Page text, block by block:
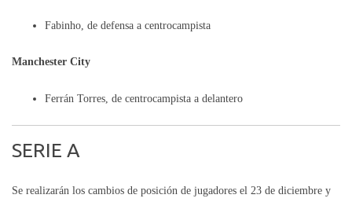
Fabinho, de defensa a centrocampista
Manchester City
Ferrán Torres, de centrocampista a delantero
SERIE A
Se realizarán los cambios de posición de jugadores el 23 de diciembre y